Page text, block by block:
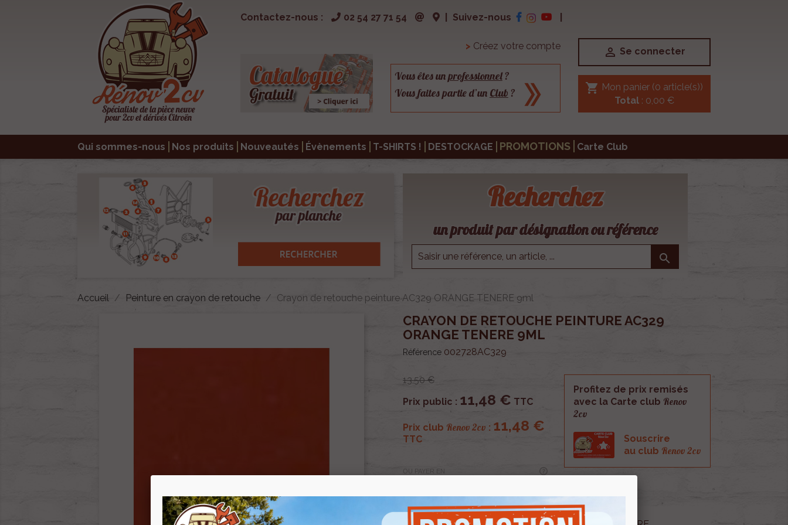
Contactez-nous : 02 54 27 71 54 Suivez-nous
> Créez votre compte
Vous êtes unprofessionnel?
Vous faites partie d’un Club ?
 Se connecter
shopping_cart Mon panier (0 article(s))
Total: 0,00 €
Qui sommes-nous Nos produits Nouveautés Évènements T-SHIRTS ! DESTOCKAGE PROMOTIONS Carte Club
Recherchez
un produit par désignation ou référence

Accueil Peinture en crayon de retouche Crayon de retouche peinture AC329 ORANGE TENERE 9ml
CRAYON DE RETOUCHE PEINTURE AC329
ORANGE TENERE 9ML
Référence 002728AC329
13,50 €
Prix public : 11,48 € TTC
Prix club Renov 2cv : 11,48 €
TTC
OU PAYER EN
Profitez de prix remisés
avec la Carte club Renov
2cv
Souscrire
au club Renov 2cv